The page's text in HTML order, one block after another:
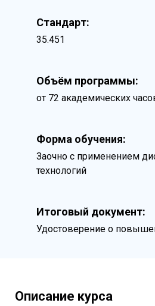
Стандарт:
35.451
Объём программы:
от 72 академических
Форма обучения:
Заочно с применением
технологий
Итоговый документ:
Удостоверение о
Описание курса